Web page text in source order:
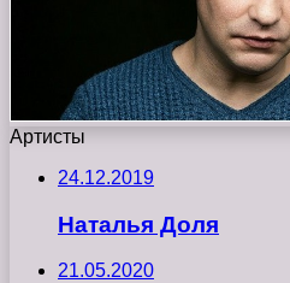
Артисты
24.12.2019
Наталья Доля
21.05.2020